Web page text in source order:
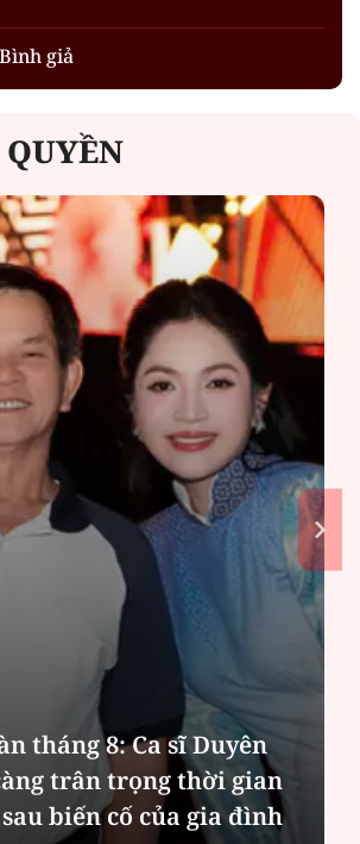
giả
tháng 8: Ca sĩ Duyên
trân trọng thời gian
biến cố của gia đình